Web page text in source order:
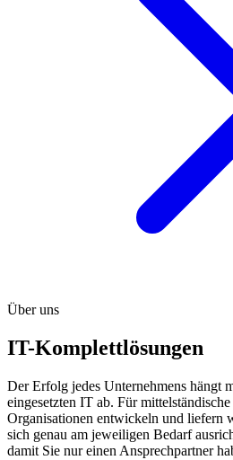
Über uns
IT-Komplettlösungen
Der Erfolg jedes Unternehmens hängt
eingesetzten IT ab. Für
Organisationen entwickeln und liefern
sich genau am jeweiligen Bedarf
damit Sie nur einen Ansprechpartner